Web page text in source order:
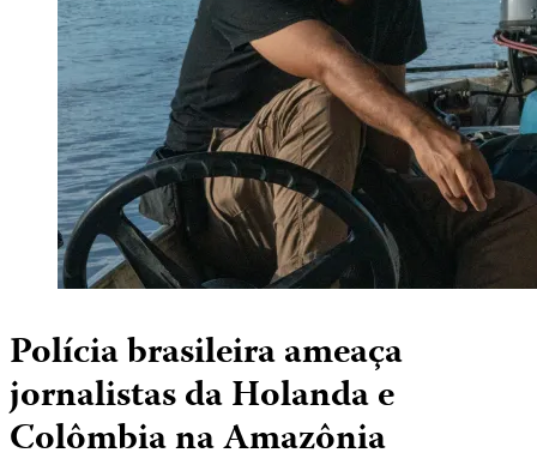
Polícia brasileira ameaça
jornalistas da Holanda e
Colômbia na Amazônia